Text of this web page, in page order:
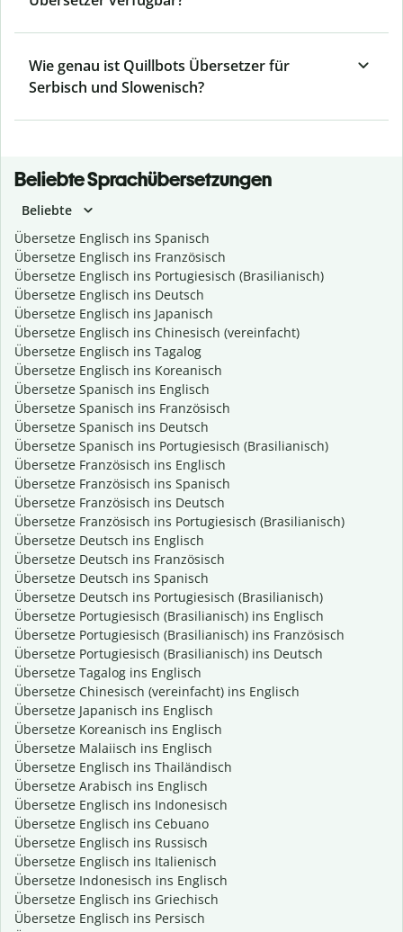
Wie genau ist Quillbots Übersetzer für
Serbisch und Slowenisch?
Beliebte Sprachübersetzungen
Beliebte
Übersetze Englisch ins Spanisch
Übersetze Englisch ins Französisch
Übersetze Englisch ins Portugiesisch (Brasilianisch)
Übersetze Englisch ins Deutsch
Übersetze Englisch ins Japanisch
Übersetze Englisch ins Chinesisch (vereinfacht)
Übersetze Englisch ins Tagalog
Übersetze Englisch ins Koreanisch
Übersetze Spanisch ins Englisch
Übersetze Spanisch ins Französisch
Übersetze Spanisch ins Deutsch
Übersetze Spanisch ins Portugiesisch (Brasilianisch)
Übersetze Französisch ins Englisch
Übersetze Französisch ins Spanisch
Übersetze Französisch ins Deutsch
Übersetze Französisch ins Portugiesisch (Brasilianisch)
Übersetze Deutsch ins Englisch
Übersetze Deutsch ins Französisch
Übersetze Deutsch ins Spanisch
Übersetze Deutsch ins Portugiesisch (Brasilianisch)
Übersetze Portugiesisch (Brasilianisch) ins Englisch
Übersetze Portugiesisch (Brasilianisch) ins Französisch
Übersetze Portugiesisch (Brasilianisch) ins Deutsch
Übersetze Tagalog ins Englisch
Übersetze Chinesisch (vereinfacht) ins Englisch
Übersetze Japanisch ins Englisch
Übersetze Koreanisch ins Englisch
Übersetze Malaiisch ins Englisch
Übersetze Englisch ins Thailändisch
Übersetze Arabisch ins Englisch
Übersetze Englisch ins Indonesisch
Übersetze Englisch ins Cebuano
Übersetze Englisch ins Russisch
Übersetze Englisch ins Italienisch
Übersetze Indonesisch ins Englisch
Übersetze Englisch ins Griechisch
Übersetze Englisch ins Persisch